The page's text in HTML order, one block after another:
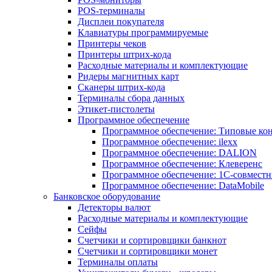
POS-терминалы
Дисплеи покупателя
Клавиатуры программируемые
Принтеры чеков
Принтеры штрих-кода
Расходные материалы и комплектующие
Ридеры магнитных карт
Сканеры штрих-кода
Терминалы сбора данных
Этикет-пистолеты
Программное обеспечение
Программное обеспечение: Типовые
Программное обеспечение: ilexx
Программное обеспечение: DALION
Программное обеспечение: Клеверенс
Программное обеспечение: 1С-
Программное обеспечение: DataMobile
Банковское оборудование
Детекторы валют
Расходные материалы и комплектующие
Сейфы
Счетчики и сортировщики банкнот
Счетчики и сортировщики монет
Терминалы оплаты